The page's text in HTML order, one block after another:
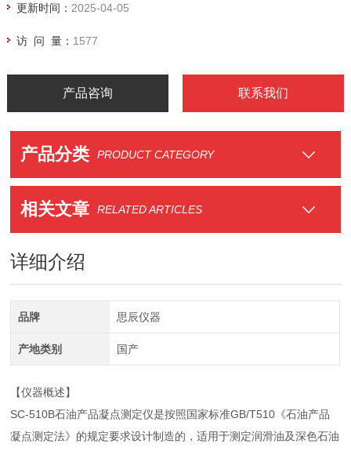
更新时间： 2025-04-05
访 问 量： 1577
产品咨询 联系我们
产品分类 PRODUCT CATEGORY
相关文章 RELATED ARTICLES
详细介绍
品牌 思辰仪器
产地类别 国产
【仪器概述】
SC-510B石油产品凝点测定仪是按照国家标准GB/T510《石油产品
凝点测定法》的规定要求设计制造的，适用于测定润滑油及深色石油